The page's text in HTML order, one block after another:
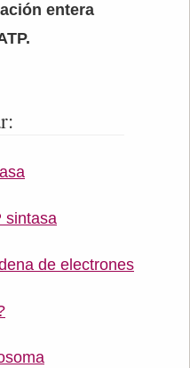
entera
sintasa
de electrones